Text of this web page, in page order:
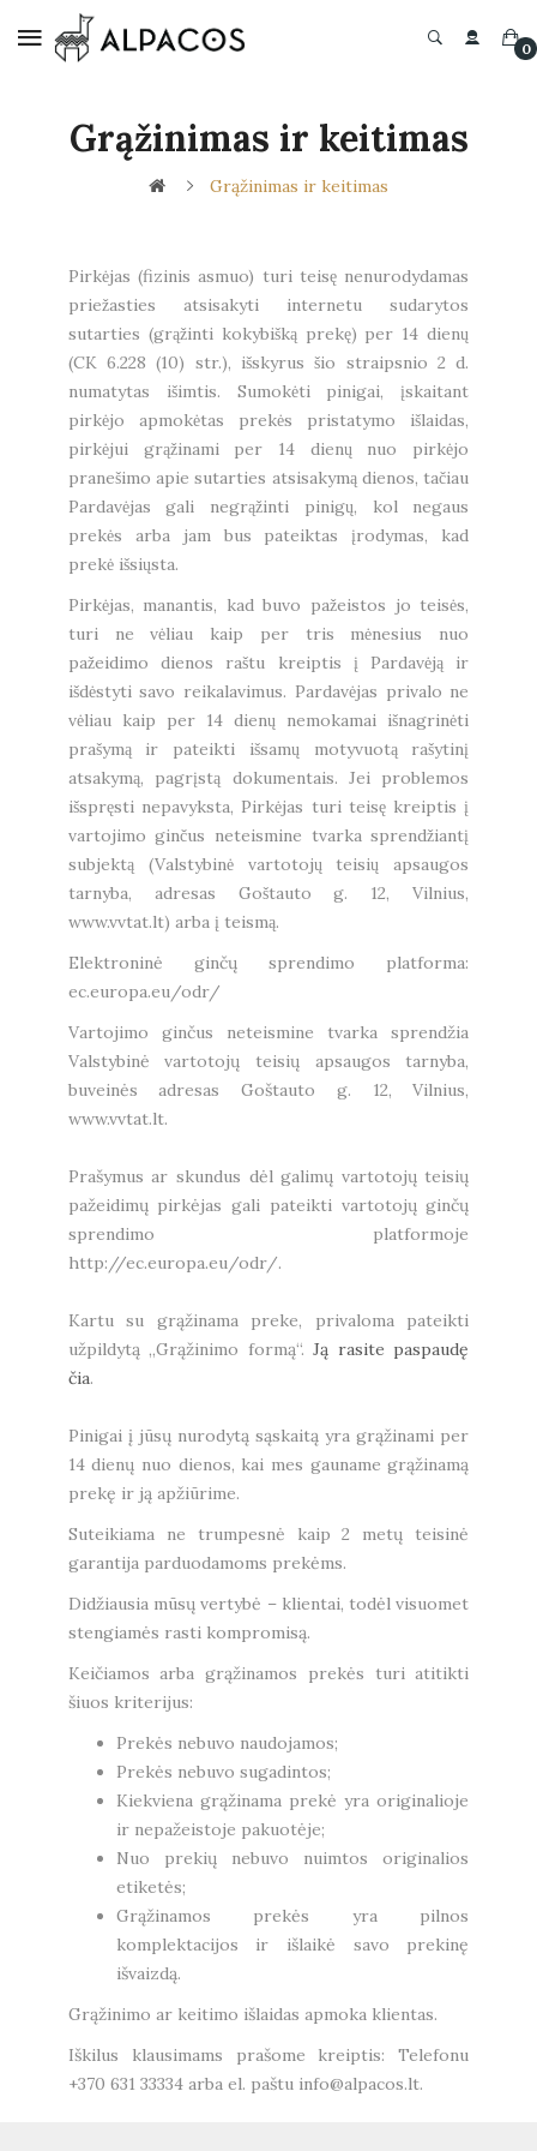
0
Grąžinimas ir keitimas
Grąžinimas ir keitimas
Pirkėjas (fizinis asmuo) turi teisę nenurodydamas
priežasties atsisakyti internetu sudarytos
sutarties (grąžinti kokybišką prekę) per 14 dienų
(CK 6.228 (10) str.), išskyrus šio straipsnio 2 d.
numatytas išimtis. Sumokėti pinigai, įskaitant
pirkėjo apmokėtas prekės pristatymo išlaidas,
pirkėjui grąžinami per 14 dienų nuo pirkėjo
pranešimo apie sutarties atsisakymą dienos, tačiau
Pardavėjas gali negrąžinti pinigų, kol negaus
prekės arba jam bus pateiktas įrodymas, kad
prekė išsiųsta.
Pirkėjas, manantis, kad buvo pažeistos jo teisės,
turi ne vėliau kaip per tris mėnesius nuo
pažeidimo dienos raštu kreiptis į Pardavėją ir
išdėstyti savo reikalavimus. Pardavėjas privalo ne
vėliau kaip per 14 dienų nemokamai išnagrinėti
prašymą ir pateikti išsamų motyvuotą rašytinį
atsakymą, pagrįstą dokumentais. Jei problemos
išspręsti nepavyksta, Pirkėjas turi teisę kreiptis į
vartojimo ginčus neteismine tvarka sprendžiantį
subjektą (Valstybinė vartotojų teisių apsaugos
tarnyba, adresas Goštauto g. 12, Vilnius,
www.vvtat.lt) arba į teismą.
Elektroninė ginčų sprendimo platforma:
ec.europa.eu/odr/
Vartojimo ginčus neteismine tvarka sprendžia
Valstybinė vartotojų teisių apsaugos tarnyba,
buveinės adresas Goštauto g. 12, Vilnius,
www.vvtat.lt.
Prašymus ar skundus dėl galimų vartotojų teisių
pažeidimų pirkėjas gali pateikti vartotojų ginčų
sprendimo platformoje
http://ec.europa.eu/odr/.
Kartu su grąžinama preke, privaloma pateikti
užpildytą „Grąžinimo formą“.Ją rasite paspaudę
čia.
Pinigai į jūsų nurodytą sąskaitą yra grąžinami per
14 dienų nuo dienos, kai mes gauname grąžinamą
prekę ir ją apžiūrime.
Suteikiama ne trumpesnė kaip 2 metų teisinė
garantija parduodamoms prekėms.
Didžiausia mūsų vertybė – klientai, todėl visuomet
stengiamės rasti kompromisą.
Keičiamos arba grąžinamos prekės turi atitikti
šiuos kriterijus:
Prekės nebuvo naudojamos;
Prekės nebuvo sugadintos;
Kiekviena grąžinama prekė yra originalioje
ir nepažeistoje pakuotėje;
Nuo prekių nebuvo nuimtos originalios
etiketės;
Grąžinamos prekės yra pilnos
komplektacijos ir išlaikė savo prekinę
išvaizdą.
Grąžinimo ar keitimo išlaidas apmoka klientas.
Iškilus klausimams prašome kreiptis: Telefonu
+370 631 33334 arba el. paštu info@alpacos.lt.